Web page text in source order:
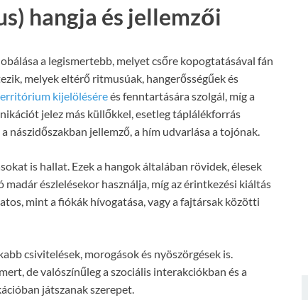
hangja és jellemzői
a legismertebb, melyet csőre kopogtatásával fán
melyek eltérő ritmusúak, hangerősségűek és
kijelöléséreés fenntartására szolgál, míg a
jelez más küllőkkel, esetleg táplálékforrás
jellemző, a hím udvarlása a tojónak.
is hallat. Ezek a hangok általában rövidek, élesek
észlelésekor használja, míg az érintkezési kiáltás
mint a fiókák hívogatása, vagy a fajtársak közötti
csivitelések, morogások és nyöszörgések is.
de valószínűleg a szociális interakciókban és a
játszanak szerepet.